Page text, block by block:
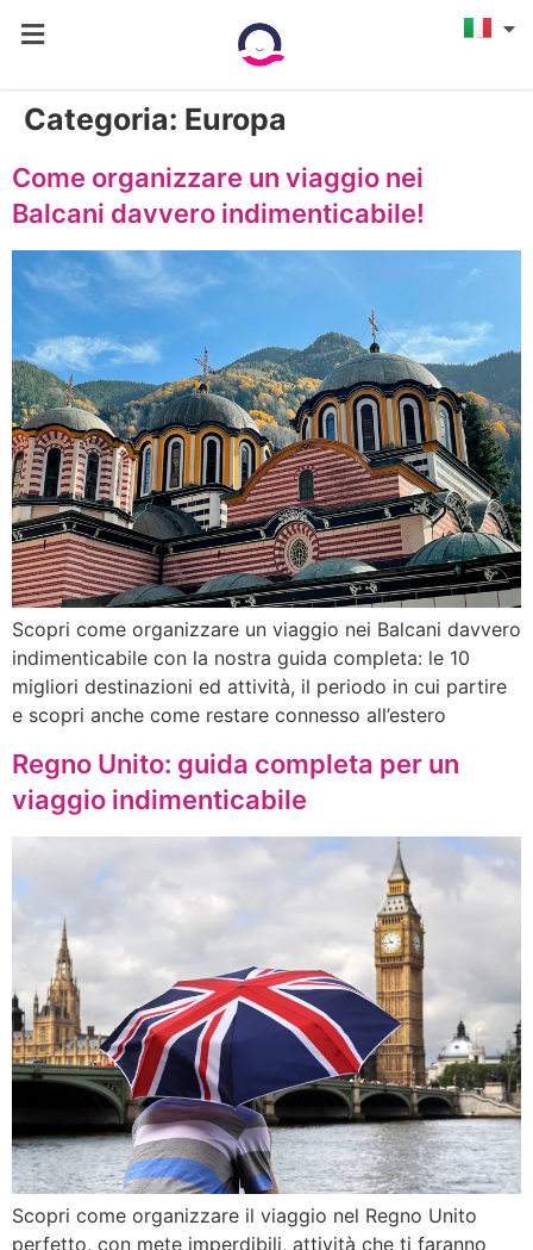
Categoria: Europa
Come organizzare un viaggio nei
Balcani davvero indimenticabile!
Scopri come organizzare un viaggio nei Balcani davvero
indimenticabile con la nostra guida completa: le 10
migliori destinazioni ed attività, il periodo in cui partire
e scopri anche come restare connesso all’estero
Regno Unito: guida completa per un
viaggio indimenticabile
Scopri come organizzare il viaggio nel Regno Unito
perfetto, con mete imperdibili, attività che ti faranno